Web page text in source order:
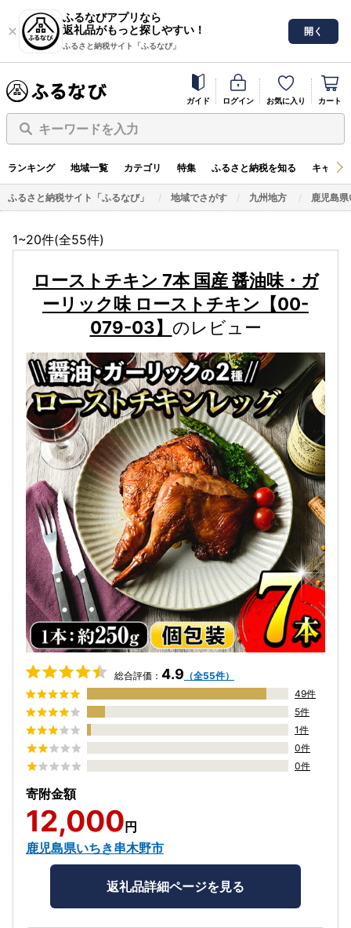
ふるなびアプリなら
返礼品がもっと探しやすい！
ふるさと納税サイト「ふるなび」
開く
ガイド ログイン お気に入り カート
キーワードを入力
ランキング 地域一覧 カテゴリ 特集 ふるさと納税を知る キャン
ふるさと納税サイト「ふるなび」 地域でさがす 九州地方 鹿児島
1~20件(全55件)
ローストチキン 7本 国産 醤油味・ガ
ーリック味 ローストチキン【00-
079-03】 のレビュー
総合評価： 4.9 （全55件）
49件
5件
1件
0件
0件
寄附金額
12,000 円
鹿児島県いちき串木野市
返礼品詳細ページを見る